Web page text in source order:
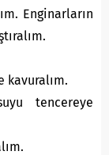
Enginarların
kavuralım.
tencereye